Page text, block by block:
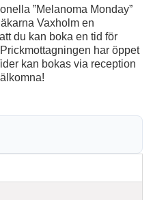
”Melanoma Monday”
Vaxholm en
du kan boka en tid för
har öppet
kan bokas via reception